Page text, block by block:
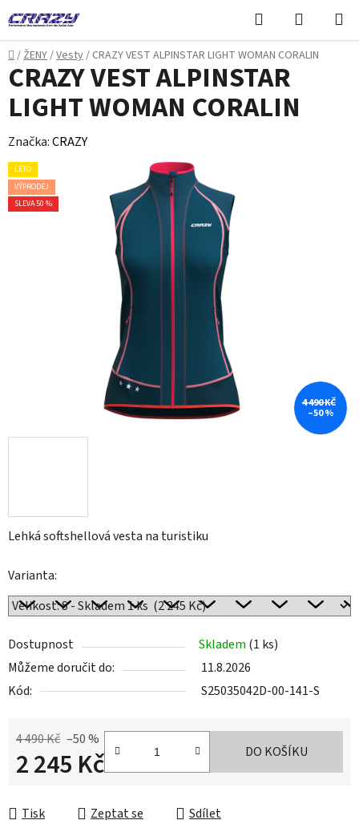
na
obsah
Hledat
KOŠÍK
Domů
/ŽENY/Vesty/ CRAZY VEST ALPINSTAR LIGHT WOMAN CORALIN
Lehká softshellová vesta na turistiku
Varianta:
Dostupnost Skladem (1 ks)
Můžeme doručit do:
11.8.2026
Kód:
S25035042D-00-141-S
4 490 Kč –50 %
2 245 Kč DO KOŠÍKU
Tisk Zeptat se Sdílet
CRAZY VEST ALPINSTAR
LIGHT WOMAN CORALIN
Značka:CRAZY
LÉTO
VÝPRODEJ
SLEVA 50 %
4 490 KČ
–50 %